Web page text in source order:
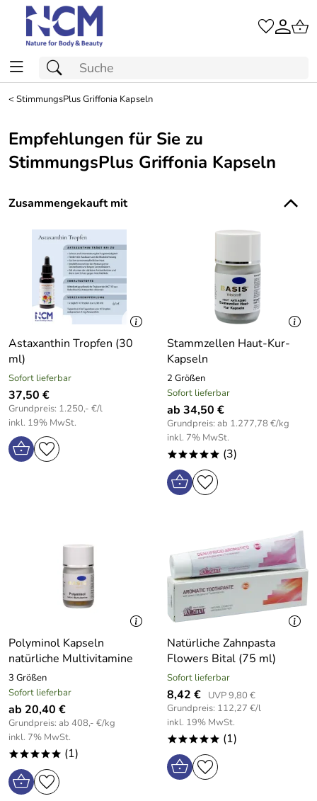
<StimmungsPlus Griffonia Kapseln
Empfehlungen für Sie zu
StimmungsPlus Griffonia Kapseln
Zusammengekauft mit
Astaxanthin Tropfen (30
ml)
Sofort lieferbar
37,50 €
Grundpreis: 1.250,- €/l
inkl. 19% MwSt.
Stammzellen Haut-Kur-
Kapseln
2 Größen
Sofort lieferbar
ab 34,50 €
Grundpreis: ab 1.277,78 €/kg
inkl. 7% MwSt.
***** (3)
Polyminol Kapseln
natürliche Multivitamine
3 Größen
Sofort lieferbar
ab 20,40 €
Grundpreis: ab 408,- €/kg
inkl. 7% MwSt.
***** (1)
Natürliche Zahnpasta
Flowers Bital (75 ml)
Sofort lieferbar
8,42 €
UVP 9,80 €
Grundpreis: 112,27 €/l
inkl. 19% MwSt.
***** (1)